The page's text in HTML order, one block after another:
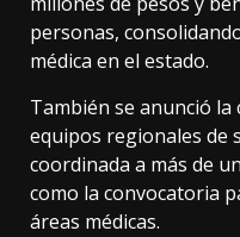
personas,
médica en el estado.
También se anunció
equipos regionales de
coordinada a más de
como la convocatoria
áreas médicas.